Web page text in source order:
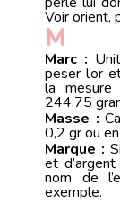
Voirorient,
M
Marc :
peser l’or
la mesure
244.75
Masse :
0,2 gr ou
Marque :
et
nom de
exemple.